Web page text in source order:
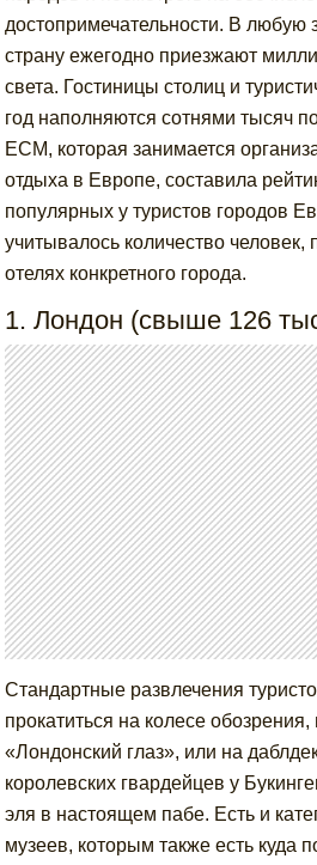
достопримечательности. В любую
страну ежегодно приезжают
света. Гостиницы столиц и
год наполняются сотнями тысяч
ЕСМ, которая занимается
отдыха в Европе, составила
популярных у туристов городов
учитывалось количество человек,
отелях конкретного города.
1. Лондон (свыше 126
Стандартные развлечения
прокатиться на колесе
«Лондонский глаз», или на
королевских гвардейцев у
эля в настоящем пабе. Есть и
музеев, которым также есть куда